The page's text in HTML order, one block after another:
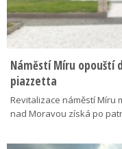
Náměstí Míru opouští
piazzetta
Revitalizace náměstí Míru
nad Moravou získá po